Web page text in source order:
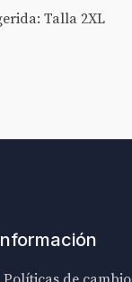
Talla 2XL